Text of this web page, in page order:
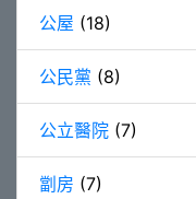
公屋 (18)
公民黨 (8)
公立醫院 (7)
劏房 (7)